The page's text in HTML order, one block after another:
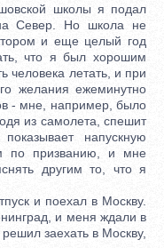
школы я подал
Север. Но школа не
и еще целый год
что я был хорошим
человека летать, и при
желания ежеминутно
- мне, например, было
из самолета, спешит
напускную
по призванию, и мне
другим то, что я
и поехал в Москву.
и меня ждали в
заехать в Москву,